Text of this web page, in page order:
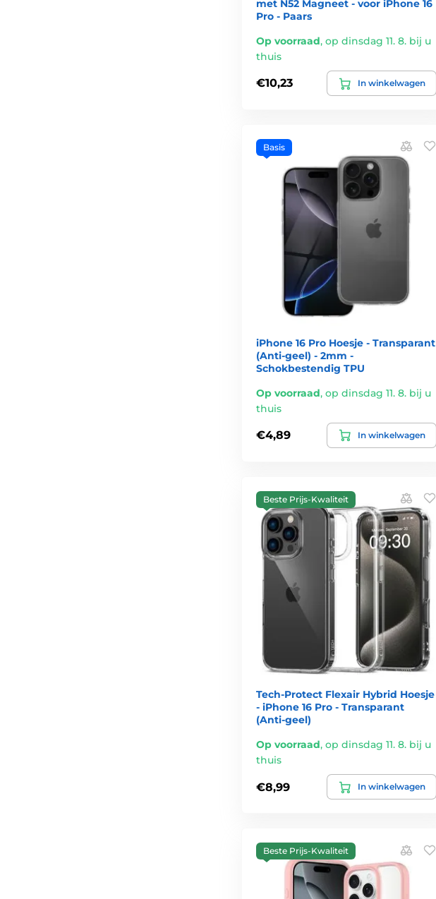
met N52 Magneet - voor iPhone 16
Pro - Paars
Op voorraad, op dinsdag 11. 8. bij u
thuis
€10,23 In winkelwagen
Basis
iPhone 16 Pro Hoesje - Transparant
(Anti-geel) - 2mm -
Schokbestendig TPU
Op voorraad, op dinsdag 11. 8. bij u
thuis
€4,89 In winkelwagen
Beste Prijs-Kwaliteit
Tech-Protect Flexair Hybrid Hoesje
- iPhone 16 Pro - Transparant
(Anti-geel)
Op voorraad, op dinsdag 11. 8. bij u
thuis
€8,99 In winkelwagen
Beste Prijs-Kwaliteit